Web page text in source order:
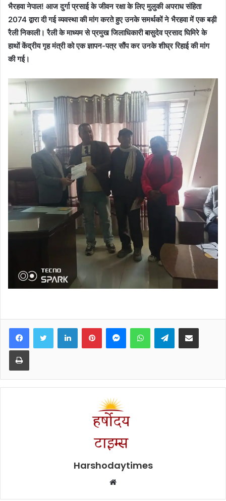
भैरहवा नेपाल! आज दुर्गा प्रसाई के जीवन रक्षा के लिए मुलुकी अपराध संहिता
2074 द्वारा दी गई व्यवस्था की मांग करते हुए उनके समर्थकों ने भैरहवा में एक बड़ी
रैली निकाली। रैली के माध्यम से प्रमुख जिलाधिकारी बासुदेव प्रसाद घिमिरे के
हाथों केंद्रीय गृह मंत्री को एक ज्ञापन-पत्र सौंप कर उनके शीघ्र रिहाई की मांग
की गई।
FacebookTwitter LinkedInPinterestMessengerWhatsAppTelegramShare via Email
Print
Harshodaytimes
Website